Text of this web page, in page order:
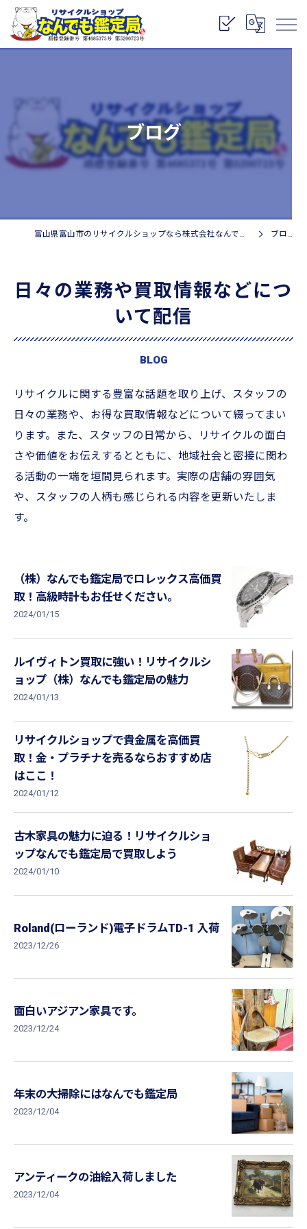
ブログ
富山県富山市のリサイクルショップなら株式会社なんでも鑑定局 ブログ
日々の業務や買取情報などにつ
いて配信
BLOG
リサイクルに関する豊富な話題を取り上げ、スタッフの
日々の業務や、お得な買取情報などについて綴ってまい
ります。また、スタッフの日常から、リサイクルの面白
さや価値をお伝えするとともに、地域社会と密接に関わ
る活動の一端を垣間見られます。実際の店舗の雰囲気
や、スタッフの人柄も感じられる内容を更新いたしま
す。
（株）なんでも鑑定局でロレックス高価買
取！高級時計もお任せください。
2024/01/15
ルイヴィトン買取に強い！リサイクルシ
ョップ（株）なんでも鑑定局の魅力
2024/01/13
リサイクルショップで貴金属を高価買
取！金・プラチナを売るならおすすめ店
はここ！
2024/01/12
古木家具の魅力に迫る！リサイクルショ
ップなんでも鑑定局で買取しよう
2024/01/10
Roland(ローランド)電子ドラムTD-1 入荷
2023/12/26
面白いアジアン家具です。
2023/12/24
年末の大掃除にはなんでも鑑定局
2023/12/04
アンティークの油絵入荷しました
2023/12/04